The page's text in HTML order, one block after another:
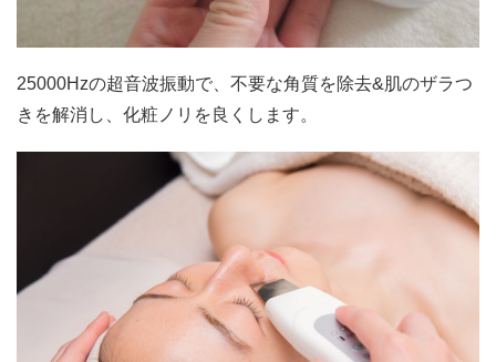
25000Hzの超音波振動で、不要な角質を除去&肌のザラつ
きを解消し、化粧ノリを良くします。